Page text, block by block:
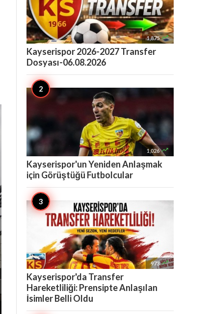
1,875 
Kayserispor 2026-2027 Transfer
Dosyası-06.08.2026
1,026 
Kayserispor'un Yeniden Anlaşmak
için Görüştüğü Futbolcular
973 
Kayserispor'da Transfer
Hareketliliği: Prensipte Anlaşılan
İsimler Belli Oldu